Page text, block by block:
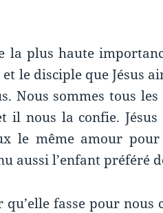
la plus haute
le disciple que Jésus
Nous sommes tous
il nous la confie.
le même amour
aussi l’enfant préféré
fasse pour nous